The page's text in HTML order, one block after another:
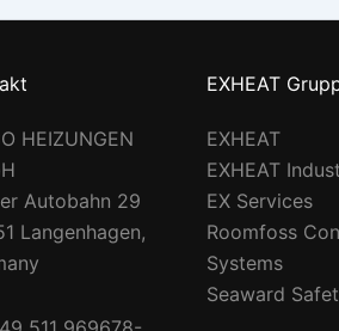
HEIZUNGEN
Autobahn 29
Langenhagen,
EXHEAT
EXHEAT
EXHEAT
EX Services
Roomfoss
Systems
Seaward